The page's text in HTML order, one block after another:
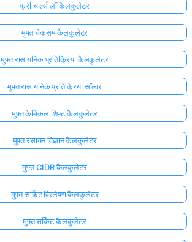
फ्री चार्ल्स लॉ कैलकुलेटर
मुफ्त चेकसम कैलकुलेटर
मुफ्त रासायनिक प्रतिक्रिया कैलकुलेटर
मुफ्त रासायनिक प्रतिक्रिया सॉल्वर
मुफ्त केमिकल शिफ्ट कैलकुलेटर
मुफ्त रसायन विज्ञान कैलकुलेटर
मुफ्त CIDR कैलकुलेटर
मुफ्त सर्किट विश्लेषण कैलकुलेटर
मुफ्त सर्किट कैलकुलेटर